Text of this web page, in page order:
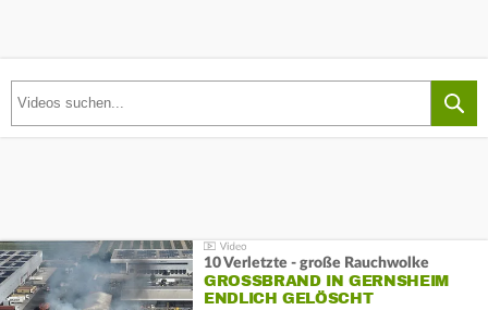
10 Verletzte - große Rauchwolke
GROSSBRAND IN GERNSHEIM E
NDLICH GELÖSCHT